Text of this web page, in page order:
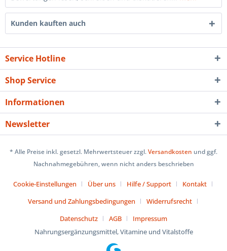
Kunden kauften auch
Service Hotline
Shop Service
Informationen
Newsletter
* Alle Preise inkl. gesetzl. Mehrwertsteuer zzgl.Versandkosten und ggf.
Nachnahmegebühren, wenn nicht anders beschrieben
Cookie-Einstellungen Über uns Hilfe / Support
Kontakt
Versand und Zahlungsbedingungen
Widerrufsrecht
Datenschutz
AGB
Impressum
Nahrungsergänzungsmittel, Vitamine und Vitalstoffe